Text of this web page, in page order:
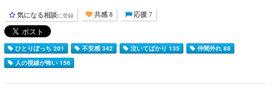
気になる相談に登録 共感 8 応援 7
ひとりぼっち 201 不安感 342 泣いてばかり 135
仲間外れ 88
人の視線が怖い 156